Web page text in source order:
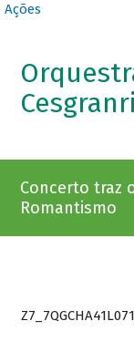
Ações
Concerto traz
Romantismo